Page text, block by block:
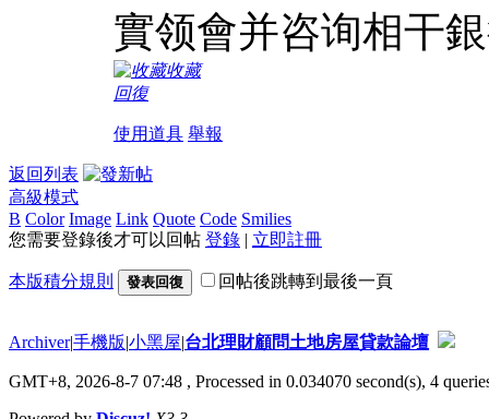
實领會并咨询相干
收藏
回復
使用道具 舉報
返回列表
高級模式
B Color Image Link Quote Code Smilies
您需要登錄後才可以回帖 登錄 | 立即註冊
本版積分規則 發表回復 回帖後跳轉到最後一頁
Archiver|手機版|小黑屋|台北理財顧問土地房屋貸款論壇
GMT+8, 2026-8-7 07:48 , Processed in 0.034070 second(s), 4